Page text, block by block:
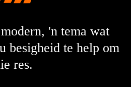
'n tema wat
besigheid te help om
res.